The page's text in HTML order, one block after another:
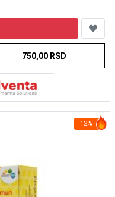
750,00 RSD
12%